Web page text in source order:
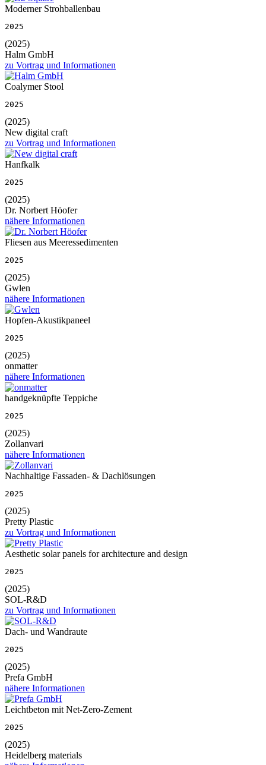
Moderner Strohballenbau
2025
(2025)
Halm GmbH
zu Vortrag und Informationen
Coalymer Stool
2025
(2025)
New digital craft
zu Vortrag und Informationen
Hanfkalk
2025
(2025)
Dr. Norbert Höofer
nähere Informationen
Fliesen aus Meeressedimenten
2025
(2025)
Gwlen
nähere Informationen
Hopfen-Akustikpaneel
2025
(2025)
onmatter
nähere Informationen
handgeknüpfte Teppiche
2025
(2025)
Zollanvari
nähere Informationen
Nachhaltige Fassaden- & Dachlösungen
2025
(2025)
Pretty Plastic
zu Vortrag und Informationen
Aesthetic solar panels for architecture and design
2025
(2025)
SOL-R&D
zu Vortrag und Informationen
Dach- und Wandraute
2025
(2025)
Prefa GmbH
nähere Informationen
Leichtbeton mit Net-Zero-Zement
2025
(2025)
Heidelberg materials